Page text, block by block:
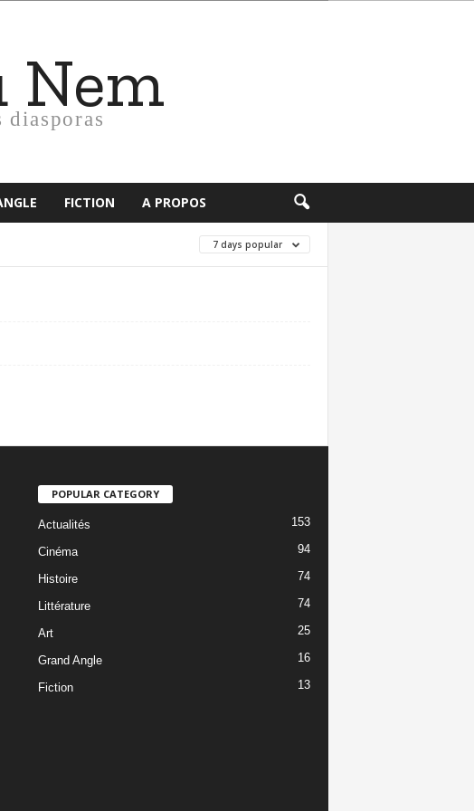
Nem
diasporas
FICTION A PROPOS
7 days popular
POPULAR CATEGORY
Actualités 153
Cinéma 94
Histoire 74
Littérature 74
Art 25
Grand Angle 16
Fiction 13